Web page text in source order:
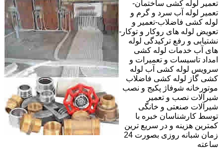
تعمیر لوله کشی ساختمان-
تعمیر لوله آب سرد و گرم و
لوله کشی فاضلاب-تعمیر و
تعویض لوله های روکار و توکار-
نشتیابی و رفع ترکیدگی لوله
های آب خدمات لوله کشی
امداد تاسیسات و تعمیرات و
سرویس لوله کشی آب لوله
کشی گاز لوله کشی فاضلاب
موتورخانه شوفاژ پکیج و نصب
شیرآلات نصب و تعمیر
شیرآلات صنعتی و خانگی
توسط کارشناسان خبره با
کمترین هزینه و در سریع ترین
زمان شبانه روزی بصورت 24
ساعته